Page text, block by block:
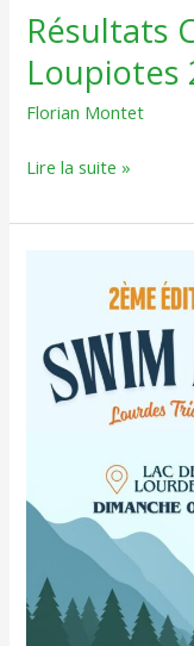
Résultats
Loupiotes
Florian Montet
Lire la suite »
Triathlon